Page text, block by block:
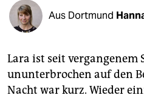
shop
fragen & hilfe
unterstützen
abo
Aus Dortmund
Lara ist seit vergangenem
ununterbrochen auf den
Nacht war kurz. Wieder